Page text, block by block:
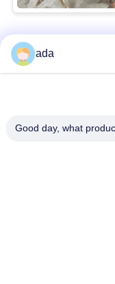
Beliebte
ada
Good day, what